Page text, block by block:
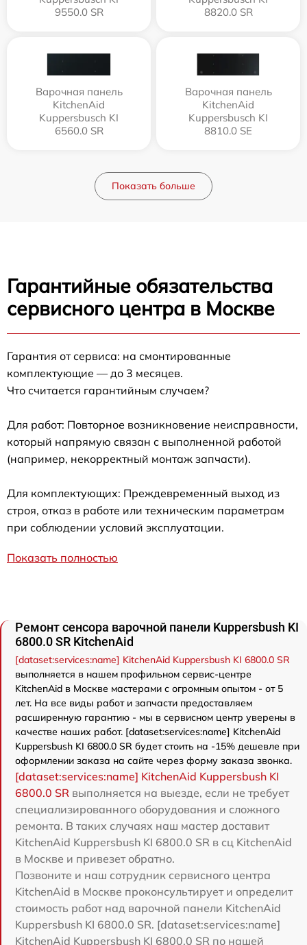
9550.0 SR
8820.0 SR
Варочная панель
KitchenAid
Kuppersbusch KI
6560.0 SR
Варочная панель
KitchenAid
Kuppersbusch KI
8810.0 SE
Показать больше
Гарантийные обязательства
сервисного центра в Москве
Гарантия от сервиса: на смонтированные
комплектующие — до 3 месяцев.
Что считается гарантийным случаем?
Для работ: Повторное возникновение неисправности,
который напрямую связан с выполненной работой
(например, некорректный монтаж запчасти).
Для комплектующих: Преждевременный выход из
строя, отказ в работе или техническим параметрам
при соблюдении условий эксплуатации.
Показать полностью
Ремонт сенсора варочной панели Kuppersbush KI
6800.0 SR KitchenAid
[dataset:services:name] KitchenAid Kuppersbush KI 6800.0 SR
выполняется в нашем профильном сервис-центре
KitchenAid в Москве мастерами с огромным опытом - от 5
лет. На все виды работ и запчасти предоставляем
расширенную гарантию - мы в сервисном центр уверены в
качестве наших работ. [dataset:services:name] KitchenAid
Kuppersbush KI 6800.0 SR будет стоить на -15% дешевле при
оформлении заказа на сайте через форму заказа звонка.
[dataset:services:name] KitchenAid Kuppersbush KI
6800.0 SR выполняется на выезде, если не требует
специализированного оборудования и сложного
ремонта. В таких случаях наш мастер доставит
KitchenAid Kuppersbush KI 6800.0 SR в сц KitchenAid
в Москве и привезет обратно.
Позвоните и наш сотрудник сервисного центра
KitchenAid в Москве проконсультирует и определит
стоимость работ над варочной панели KitchenAid
Kuppersbush KI 6800.0 SR. [dataset:services:name]
KitchenAid Kuppersbush KI 6800.0 SR по нашей